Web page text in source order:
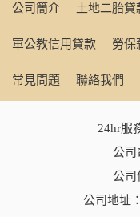
公司簡介 土地二胎貸
軍公教信用貸款 勞保
常見問題 聯絡我們
24hr服
公司
公司
公司地址